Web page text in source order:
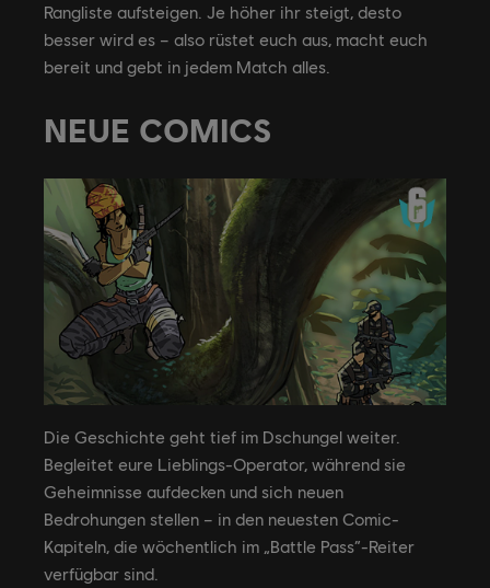
Rangliste aufsteigen. Je höher ihr steigt, desto
besser wird es – also rüstet euch aus, macht euch
bereit und gebt in jedem Match alles.
NEUE COMICS
Die Geschichte geht tief im Dschungel weiter.
Begleitet eure Lieblings-Operator, während sie
Geheimnisse aufdecken und sich neuen
Bedrohungen stellen – in den neuesten Comic-
Kapiteln, die wöchentlich im „Battle Pass“-Reiter
verfügbar sind.